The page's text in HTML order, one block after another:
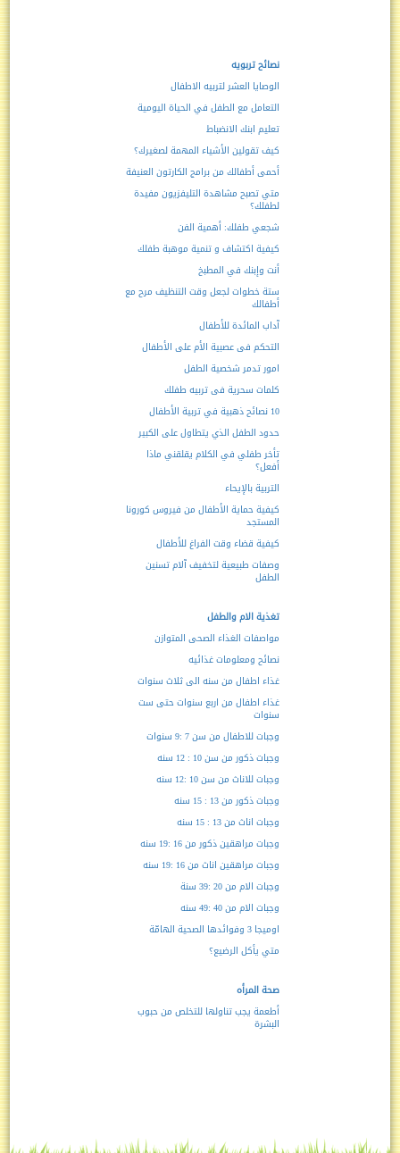
نصائح تربويه
الوصايا العشر لتربيه الاطفال
التعامل مع الطفل في الحياة اليومية
تعليم ابنك الانضباط
كيف تقولين الأشياء المهمة لصغيرك؟
أحمى أطفالك من برامج الكارتون العنيفة
متي تصبح مشاهدة التليفزيون مفيدة
لطفلك؟
شجعي طفلك: أهمية الفن
كيفية اكتشاف و تنمية موهبة طفلك
أنت وإبنك في المطبخ
ستة خطوات لجعل وقت التنظيف مرح مع
أطفالك
آداب المائدة للأطفال
التحكم فى عصبية الأم على الأطفال
امور تدمر شخصية الطفل
كلمات سحرية فى تربيه طفلك
10 نصائح ذهبية في تربية الأطفال
حدود الطفل الذي يتطاول على الكبير
تأخر طفلي في الكلام يقلقني ماذا
أفعل؟
التربية بالإيحاء
كيفية حماية الأطفال من فيروس كورونا
المستجد
كيفية قضاء وقت الفراغ للأطفال
وصفات طبيعية لتخفيف آلام تسنين
الطفل
تغذية الام والطفل
مواصفات الغذاء الصحى المتوازن
نصائح ومعلومات غذائيه
غذاء اطفال من سنه الى ثلاث سنوات
غذاء اطفال من اربع سنوات حتى ست
سنوات
وجبات للاطفال من سن 7 :9 سنوات
وجبات ذكور من سن 10 : 12 سنه
وجبات للاناث من سن 10 :12 سنه
وجبات ذكور من 13 : 15 سنه
وجبات اناث من 13 : 15 سنه
وجبات مراهقين ذكور من 16 :19 سنه
وجبات مراهقين اناث من 16 :19 سنه
وجبات الام من 20 :39 سنة
وجبات الام من 40 :49 سنه
اوميجا 3 وفوائدها الصحية الهامّة
متي يأكل الرضيع؟
صحة المرأه
أطعمة يجب تناولها للتخلص من حبوب
البشرة